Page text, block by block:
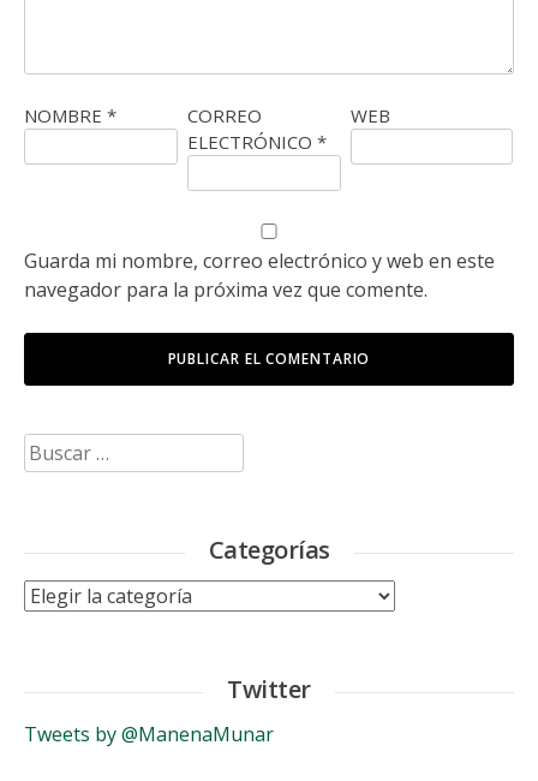
NOMBRE *
CORREO
ELECTRÓNICO *
WEB
Guarda mi nombre, correo electrónico y web en este
navegador para la próxima vez que comente.
Buscar:
Categorías
Categorías
Twitter
Tweets by @ManenaMunar